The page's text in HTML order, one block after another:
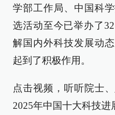
学部工作局、中国科
选活动至今已举办了
解国内外科技发展动
起到了积极作用。
点击视频，听听院士
2025年中国十大科技进